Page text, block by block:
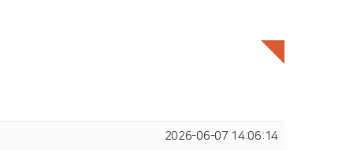
2026-06-07 14:06:14